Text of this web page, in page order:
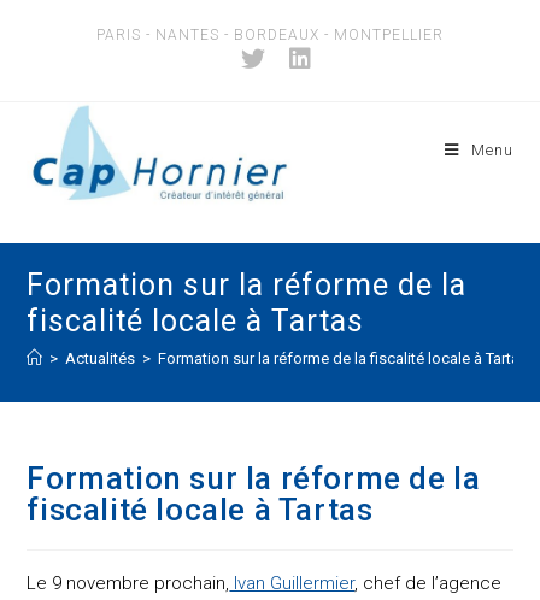
PARIS - NANTES - BORDEAUX - MONTPELLIER
Menu
Formation sur la réforme de la
fiscalité locale à Tartas
> Actualités > Formation sur la réforme de la fiscalité locale à Tartas
Formation sur la réforme de la
fiscalité locale à Tartas
Le 9 novembre prochain, Ivan Guillermier, chef de l’agence